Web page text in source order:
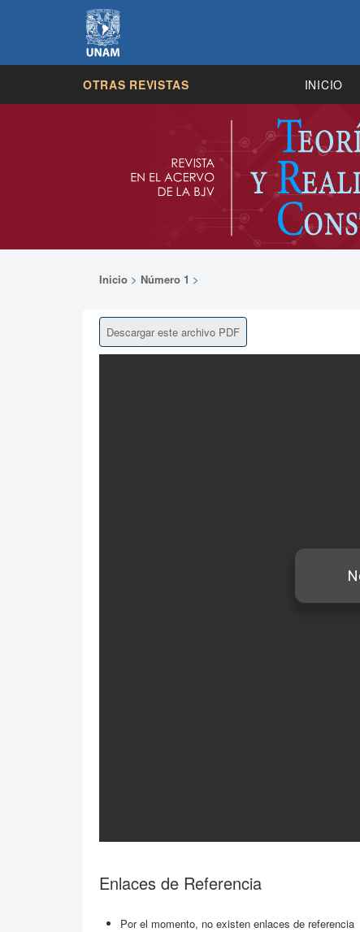
OTRAS REVISTAS INICIO
Inicio > Número 1 >
Descargar este archivo PDF
Enlaces de Referencia
Por el momento, no existen enlaces de referencia